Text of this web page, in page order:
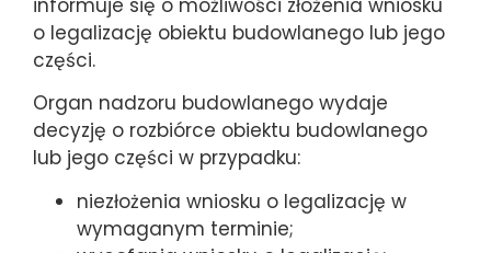
informuje się o możliwości złożenia wniosku
o legalizację obiektu budowlanego lub jego
części.
Organ nadzoru budowlanego wydaje
decyzję o rozbiórce obiektu budowlanego
lub jego części w przypadku:
niezłożenia wniosku o legalizację w
wymaganym terminie;